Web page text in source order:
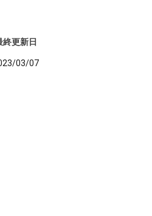
終更新日
03/07